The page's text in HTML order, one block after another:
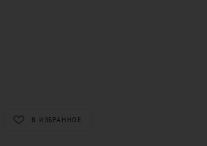
В ИЗБРАННОЕ